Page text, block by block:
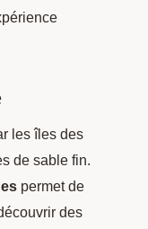
les îles des
de sable fin.
permet de
des